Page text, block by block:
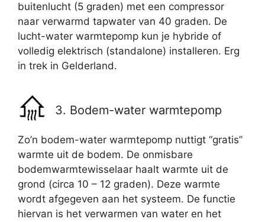
buitenlucht (5 graden) met een compressor
naar verwarmd tapwater van 40 graden. De
lucht-water warmtepomp kun je hybride of
volledig elektrisch (standalone) installeren. Erg
in trek in Gelderland.
3. Bodem-water warmtepomp
Zo’n bodem-water warmtepomp nuttigt “gratis”
warmte uit de bodem. De onmisbare
bodemwarmtewisselaar haalt warmte uit de
grond (circa 10 – 12 graden). Deze warmte
wordt afgegeven aan het systeem. De functie
hiervan is het verwarmen van water en het